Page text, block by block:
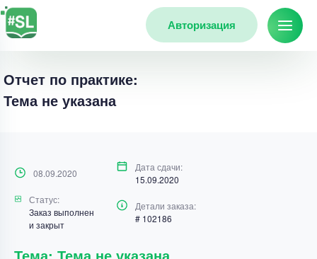
Авторизация
Отчет по практике:
Тема не указана
08.09.2020
Дата сдачи:
15.09.2020
Статус:
Заказ выполнен
и закрыт
Детали заказа:
# 102186